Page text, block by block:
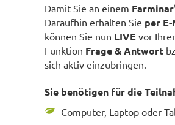
Damit Sie an einem Farminar
Daraufhin erhalten Sie per
können Sie nun LIVEvor
Funktion Frage & Antwort
sich aktiv einzubringen.
Sie benötigen für die
Computer, Laptop oder